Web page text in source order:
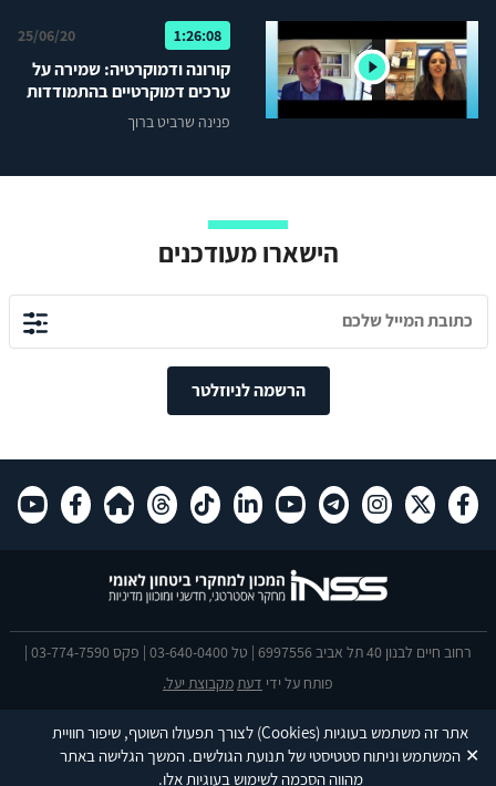
אתר זה משתמש בעוגיות(Cookies) לצורך תפעולו השוטף, שיפור חוויית
המשתמש וניתוח סטטיסטי של תנועת הגולשים. המשך הגלישה באתר
מהווה הסכמה לשימוש בעוגיות אלו.
✕
1:26:08
25/06/20
קורונה ודמוקרטיה: שמירה על
ערכים דמוקרטיים בהתמודדות
עם המשבר
פנינה שרביט ברוך
הישארו מעודכנים
הרשמה לניוזלטר
רחוב חיים לבנון 40 תל אביב 6997556 | טל 03-640-0400 | פקס 03-774-7590 |
פותח על ידי דעתמקבוצת יעל.
This site is protected by reCAPTCHA and the Google Privacy Policyand
Terms of Service apply.